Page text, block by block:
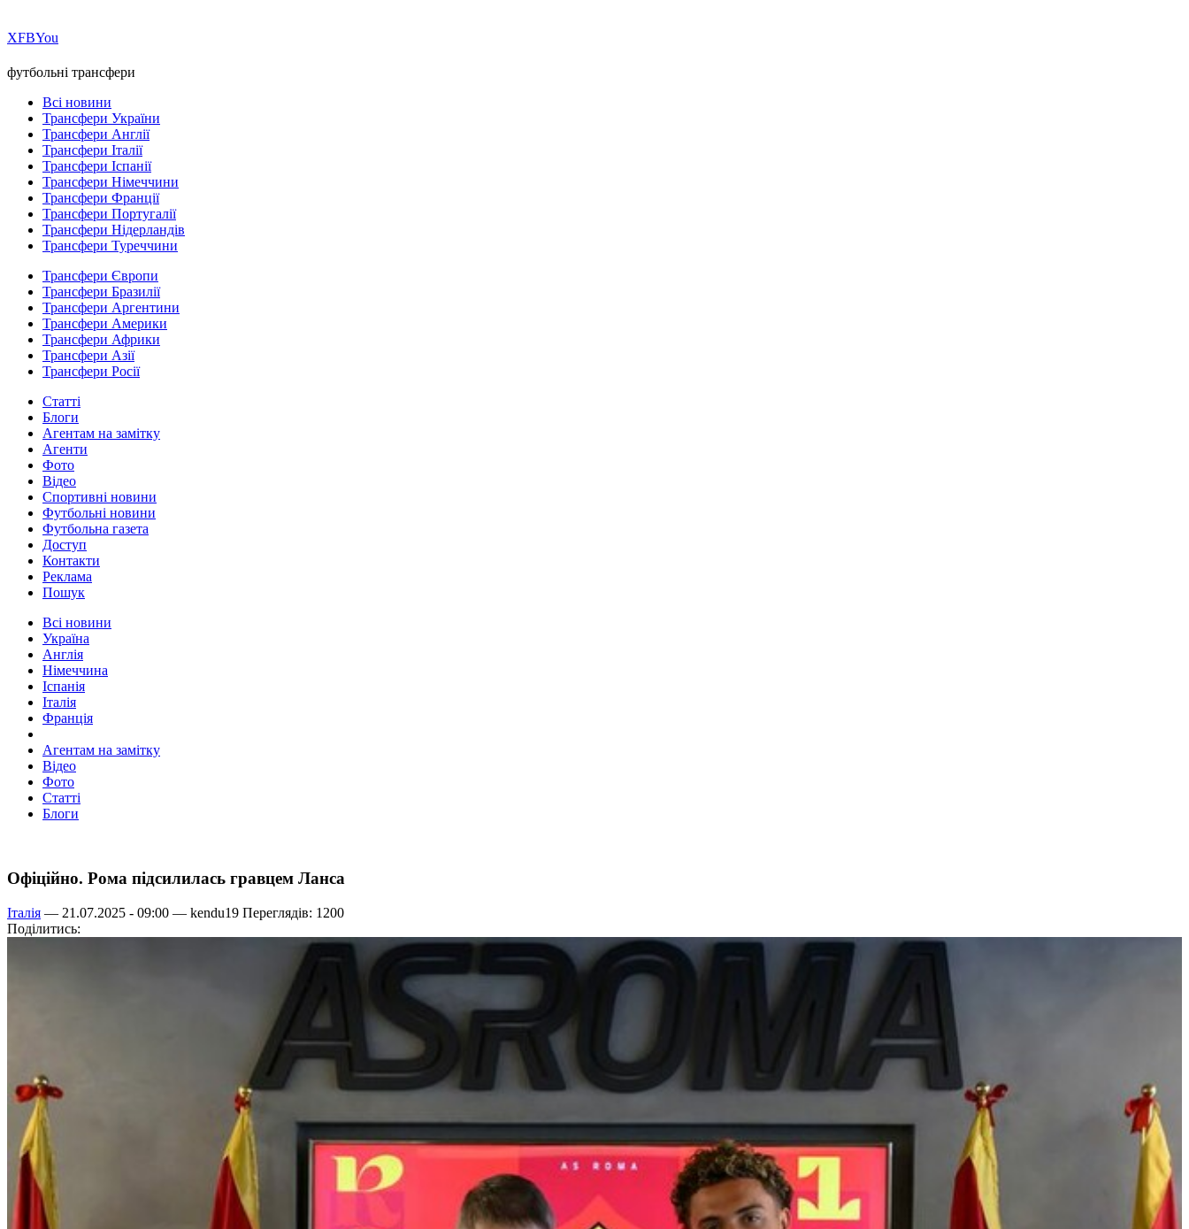
ХFBYou
футбольні трансфери
Всі новини
Трансфери України
Трансфери Англії
Трансфери Італії
Трансфери Іспанії
Трансфери Німеччини
Трансфери Франції
Трансфери Португалії
Трансфери Нідерландів
Трансфери Туреччини
Трансфери Європи
Трансфери Бразилії
Трансфери Аргентини
Трансфери Америки
Трансфери Африки
Трансфери Азії
Трансфери Росії
Статті
Блоги
Агентам на замітку
Агенти
Фото
Відео
Спортивні новини
Футбольні новини
Футбольна газета
Доступ
Контакти
Реклама
Пошук
Всі новини
Україна
Англія
Німеччина
Іспанія
Італія
Франція
Агентам на замітку
Відео
Фото
Статті
Блоги
Офіційно. Рома підсилилась гравцем Ланса
Італія — 21.07.2025 - 09:00 — kendu19 Переглядів: 1200
Поділитись: